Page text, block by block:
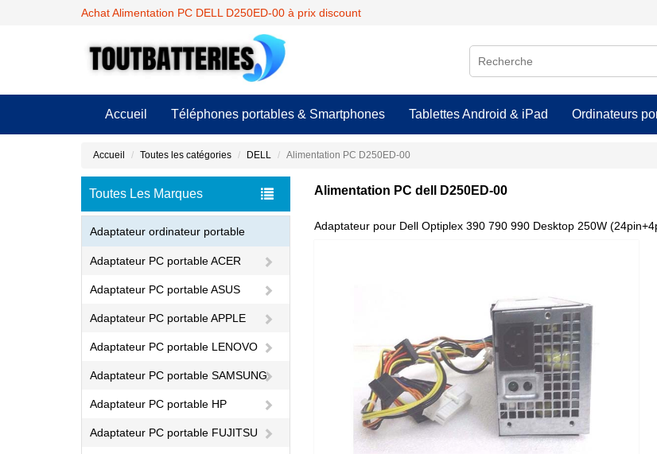
Achat Alimentation PC DELL D250ED-00 à prix discount
Accueil Téléphones portables & Smartphones Tablettes Android & iPad Ordinateurs
Accueil Toutes les catégories DELL Alimentation PC D250ED-00
Toutes Les Marques
Adaptateur ordinateur portable
Adaptateur PC portable ACER
Adaptateur PC portable ASUS
Adaptateur PC portable APPLE
Adaptateur PC portable LENOVO
Adaptateur PC portable SAMSUNG
Adaptateur PC portable HP
Adaptateur PC portable FUJITSU
Alimentation PC dell D250ED-00
Adaptateur pour Dell Optiplex 390 790 990 Desktop 250W